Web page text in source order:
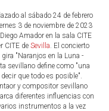
al sábado 24 de febrero
3 de noviembre de 2023
Amador en la sala CITE
CITE de Sevilla. El concierto
"Naranjos en la Luna -
sevillano define como "una
que todo es posible".
y compositor sevillano
diferentes influencias con
instrumentos a la vez